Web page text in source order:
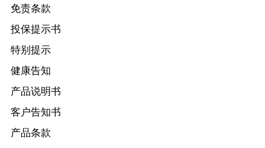
免责条款
投保提示书
特别提示
健康告知
产品说明书
客户告知书
产品条款